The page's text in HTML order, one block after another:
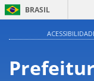
BRASIL